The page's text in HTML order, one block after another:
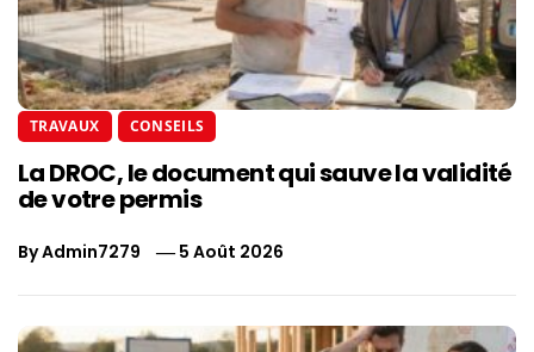
TRAVAUX CONSEILS
La DROC, le document qui sauve la validité
de votre permis
ByAdmin7279 5 Août 2026